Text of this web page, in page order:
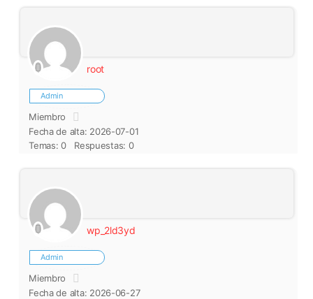
root
Admin
Miembro
Fecha de alta: 2026-07-01
Temas: 0
Respuestas: 0
wp_2ld3yd
Admin
Miembro
Fecha de alta: 2026-06-27